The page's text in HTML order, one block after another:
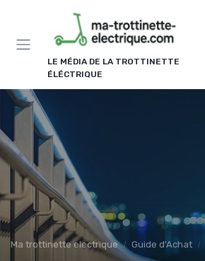
LE MÉDIA DE LA TROTTINETTE
ÉLÉCTRIQUE
Ma trottinette electrique Guide d'Achat